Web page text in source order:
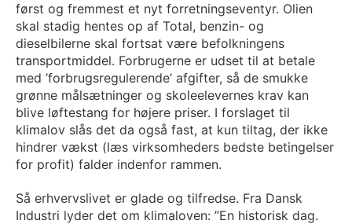
først og fremmest et nyt forretningseventyr. Olien
skal stadig hentes op af Total, benzin- og
dieselbilerne skal fortsat være befolkningens
transportmiddel. Forbrugerne er udset til at betale
med ’forbrugsregulerende’ afgifter, så de smukke
grønne målsætninger og skoleelevernes krav kan
blive løftestang for højere priser. I forslaget til
klimalov slås det da også fast, at kun tiltag, der ikke
hindrer vækst (læs virksomheders bedste betingelser
for profit) falder indenfor rammen.
Så erhvervslivet er glade og tilfredse. Fra Dansk
Industri lyder det om klimaloven: ”En historisk dag.